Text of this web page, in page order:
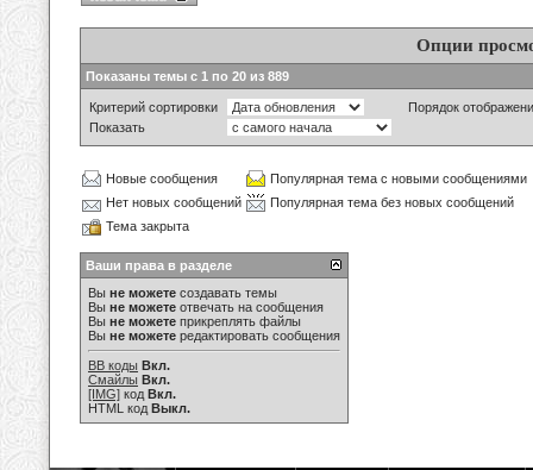
Опции
Показаны темы с 1 по 20 из 889
Критерий сортировки
Порядок
Показать
Новые сообщения
Популярная тема с новыми сообщениями
Нет новых сообщений
Популярная тема без новых сообщений
Тема закрыта
Ваши права в разделе
Вы не можете создавать темы
Вы не можете отвечать на сообщения
Вы не можете прикреплять файлы
Вы не можете редактировать сообщения
BB коды Вкл.
Смайлы Вкл.
[IMG] код Вкл.
HTML код Выкл.